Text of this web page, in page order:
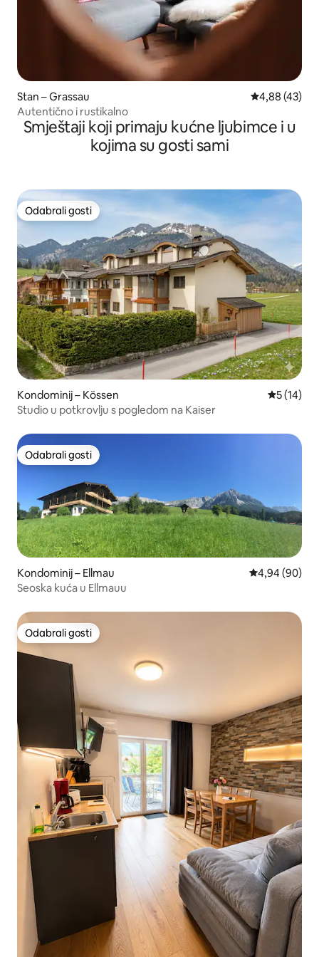
Stan – Grassau Prosječna
4,88 (43)
Autentično i rustikalno
Smještaji koji primaju kućne ljubimce i u
kojima su gosti sami
Odabrali gosti
Odabrali gosti
Kondominij – Kössen Prosječna
5 (14)
Studio u potkrovlju s pogledom na Kaiser
Odabrali gosti
Odabrali gosti
Kondominij – Ellmau Prosječna
4,94 (90)
Seoska kuća u Ellmauu
Odabrali gosti
Odabrali gosti